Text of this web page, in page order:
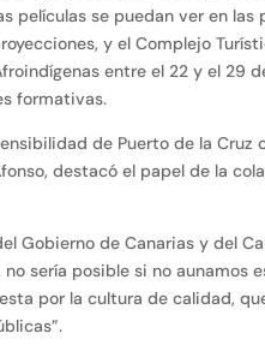
películas se puedan ver en
y el Complejo
entre el 22 y el 29
formativas.
de Puerto de la
destacó el papel de la
Gobierno de Canarias y del
sería posible si no aunamos
por la cultura de calidad,